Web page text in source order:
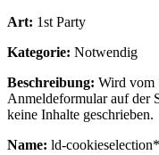
Art: 1st Party
Kategorie: Notwendig
Beschreibung: Wird vom
Anmeldeformular auf der
keine Inhalte geschrieben.
Name: ld-